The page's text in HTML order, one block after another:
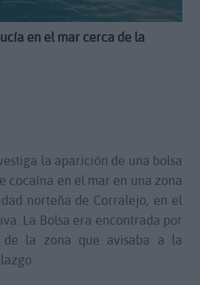
en el mar cerca de la
la aparición de una bolsa
cocaína en el mar en una zona
norteña de Corralejo, en el
La Bolsa era encontrada por
de la zona que avisaba a la